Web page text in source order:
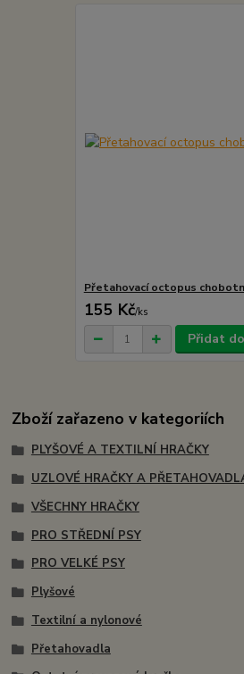
Přetahovací octopus
155 Kč/ks
Přidat
Zboží zařazeno v kategoriích
PLYŠOVÉ A TEXTILNÍ HRAČKY
UZLOVÉ HRAČKY A
VŠECHNY HRAČKY
PRO STŘEDNÍ PSY
PRO VELKÉ PSY
Plyšové
Textilní a nylonové
Přetahovadla